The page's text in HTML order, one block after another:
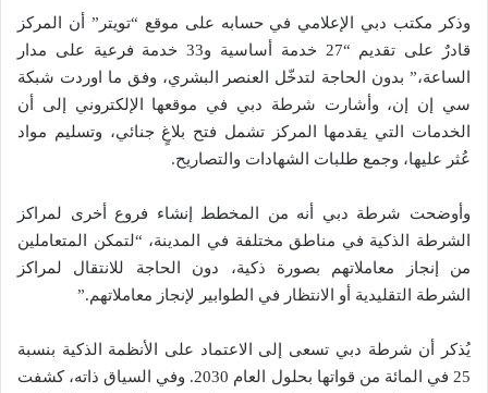
وذكر مكتب دبي الإعلامي في حسابه على موقع “تويتر” أن المركز
قادرٌ على تقديم “27 خدمة أساسية و33 خدمة فرعية على مدار
الساعة،” بدون الحاجة لتدخّل العنصر البشري، وفق ما اوردت شبكة
سي إن إن، وأشارت شرطة دبي في موقعها الإلكتروني إلى أن
الخدمات التي يقدمها المركز تشمل فتح بلاغٍ جنائي، وتسليم مواد
عُثر عليها، وجمع طلبات الشهادات والتصاريح.
وأوضحت شرطة دبي أنه من المخطط إنشاء فروع أخرى لمراكز
الشرطة الذكية في مناطق مختلفة في المدينة، “لتمكن المتعاملين
من إنجاز معاملاتهم بصورة ذكية، دون الحاجة للانتقال لمراكز
الشرطة التقليدية أو الانتظار في الطوابير لإنجاز معاملاتهم.”
يُذكر أن شرطة دبي تسعى إلى الاعتماد على الأنظمة الذكية بنسبة
25 في المائة من قواتها بحلول العام 2030. وفي السياق ذاته، كشفت